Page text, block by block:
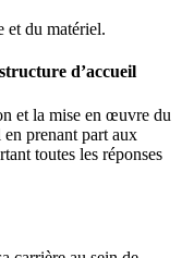
et du matériel.
d’accueil
et la mise en œuvre du
prenant part aux
toutes les réponses